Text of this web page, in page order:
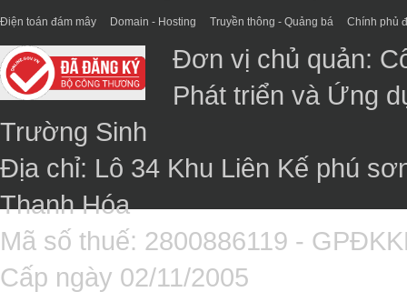
Điện toán đám mây Domain - Hosting Truyền thông - Quảng bá Chính phủ
Đơn vị chủ quản:
Phát triển và Ứng
Trường Sinh
Địa chỉ: Lô 34 Khu Liên Kế phú
Thanh Hóa
Mã số thuế: 2800886119 -
Cấp ngày 02/11/2005